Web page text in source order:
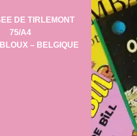
DE TIRLEMONT
75/A4
– BELGIQUE